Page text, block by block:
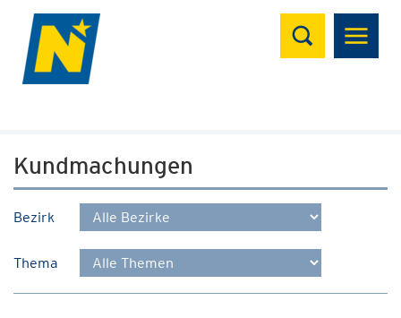
Suchen
Kundmachungen
Bezirk
Thema